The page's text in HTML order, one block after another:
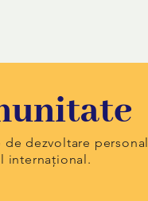
dezvoltare
internațional.